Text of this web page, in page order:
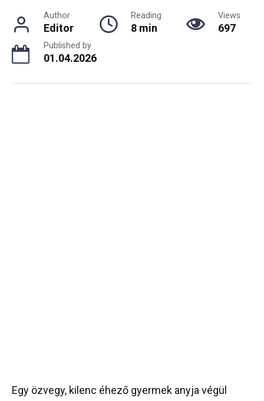
Author
Editor
Reading
8 min
Views
697
Published by
01.04.2026
Egy özvegy, kilenc éhező gyermek anyja végül